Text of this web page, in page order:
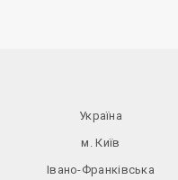
Україна
м. Київ
Івано-Франківська